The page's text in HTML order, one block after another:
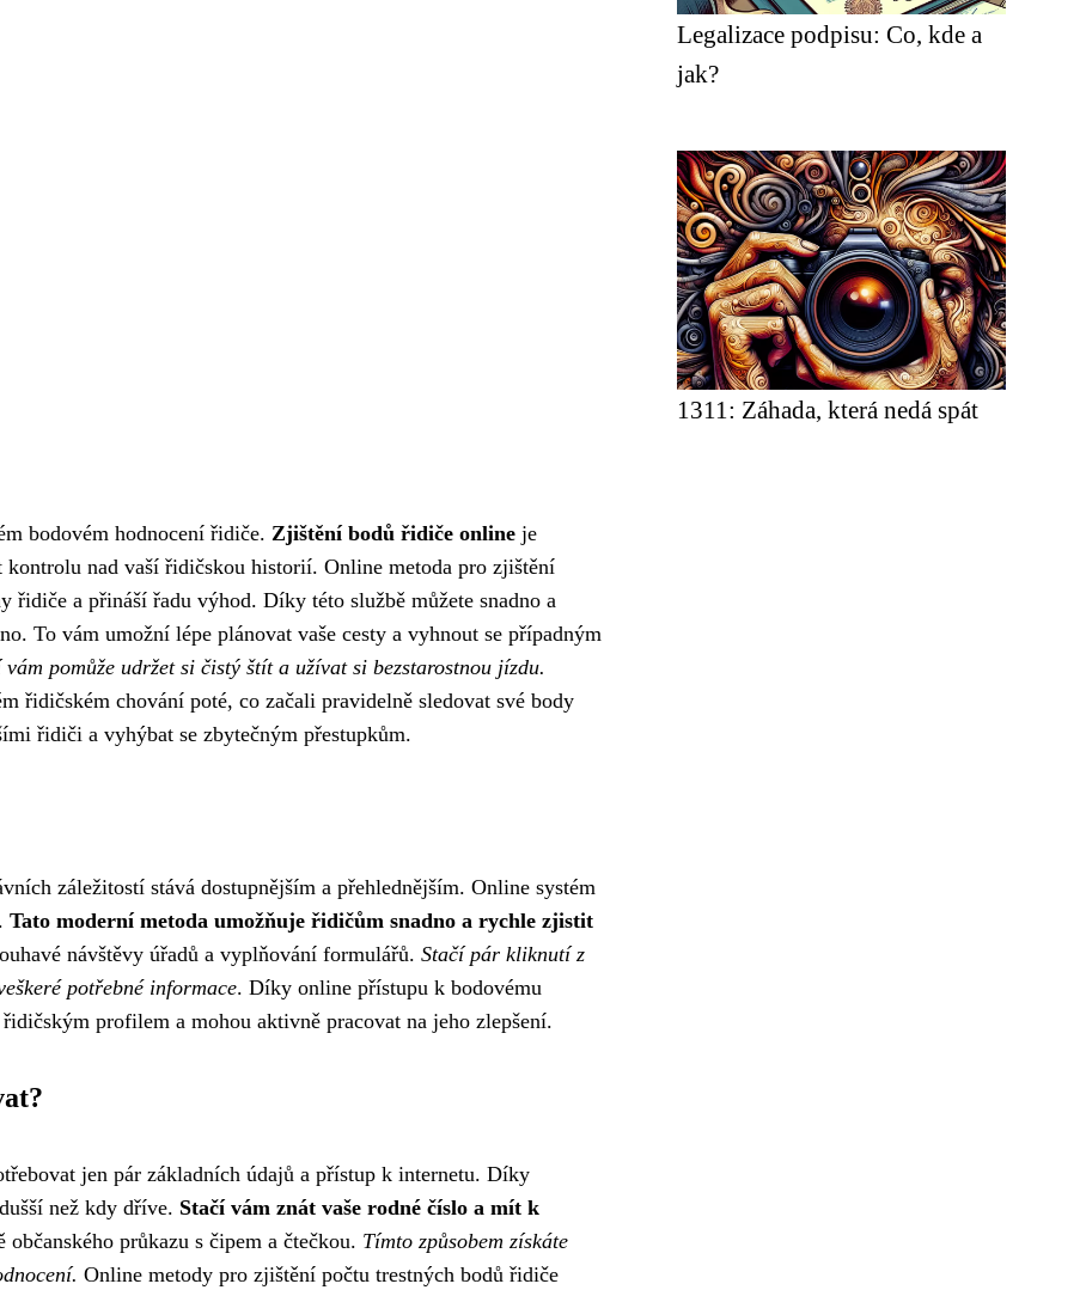
bodovém hodnocení řidiče. Zjištění bodů řidiče online je
nad vaší řidičskou historií. Online metoda pro zjištění
řidiče a přináší řadu výhod. Díky této službě můžete snadno a
To vám umožní lépe plánovat vaše cesty a vyhnout se případným
pomůže udržet si čistý štít a užívat si bezstarostnou jízdu.
řidičském chování poté, co začali pravidelně sledovat své body
řidiči a vyhýbat se zbytečným přestupkům.
záležitostí stává dostupnějším a přehlednějším. Online systém
Tato moderní metoda umožňuje řidičům snadno a rychle zjistit
návštěvy úřadů a vyplňování formulářů. Stačí pár kliknutí z
potřebné informace. Díky online přístupu k bodovému
profilem a mohou aktivně pracovat na jeho zlepšení.
jen pár základních údajů a přístup k internetu. Díky
než kdy dříve. Stačí vám znát vaše rodné číslo a mít k
občanského průkazu s čipem a čtečkou. Tímto způsobem získáte
Online metody pro zjištění počtu trestných bodů řidiče
Legalizace podpisu: Co, kde a
jak?
1311: Záhada, která nedá spát